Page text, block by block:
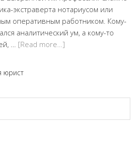
экстраверта нотариусом или
оперативным работником. Кому-
аналитический ум, а кому-то
… [Read more…]
юрист